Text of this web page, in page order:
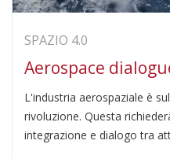
SPAZIO 4.0
Aerospace
L'industria aerospaziale è
rivoluzione. Questa
integrazione e dialogo tra